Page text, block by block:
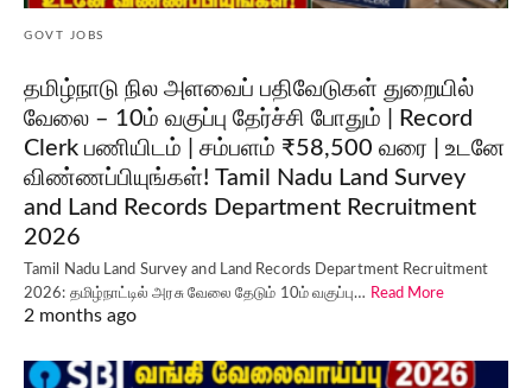
GOVT JOBS
தமிழ்நாடு நில அளவைப் பதிவேடுகள் துறையில்
வேலை – 10ம் வகுப்பு தேர்ச்சி போதும் | Record
Clerk பணியிடம் | சம்பளம் ₹58,500 வரை | உடனே
விண்ணப்பியுங்கள்! Tamil Nadu Land Survey
and Land Records Department Recruitment
2026
Tamil Nadu Land Survey and Land Records Department Recruitment
2026: தமிழ்நாட்டில் அரசு வேலை தேடும் 10ம் வகுப்பு… Read More
2 months ago